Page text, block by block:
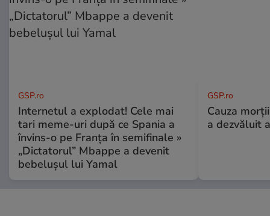
GSP.ro
Internetul a explodat! Cele mai
tari meme-uri după ce Spania a
învins-o pe Franța în semifinale »
„Dictatorul” Mbappe a devenit
bebelușul lui Yamal
GSP.ro
Cauza
a dezvăluit